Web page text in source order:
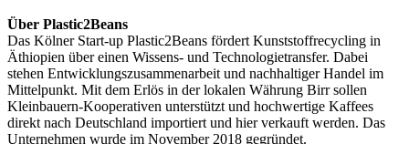
Über Plastic2Beans
Das Kölner Start-up Plastic2Beans fördert Kunststoffrecycling in
Äthiopien über einen Wissens- und Technologietransfer. Dabei
stehen Entwicklungszusammenarbeit und nachhaltiger Handel im
Mittelpunkt. Mit dem Erlös in der lokalen Währung Birr sollen
Kleinbauern-Kooperativen unterstützt und hochwertige Kaffees
direkt nach Deutschland importiert und hier verkauft werden. Das
Unternehmen wurde im November 2018 gegründet.